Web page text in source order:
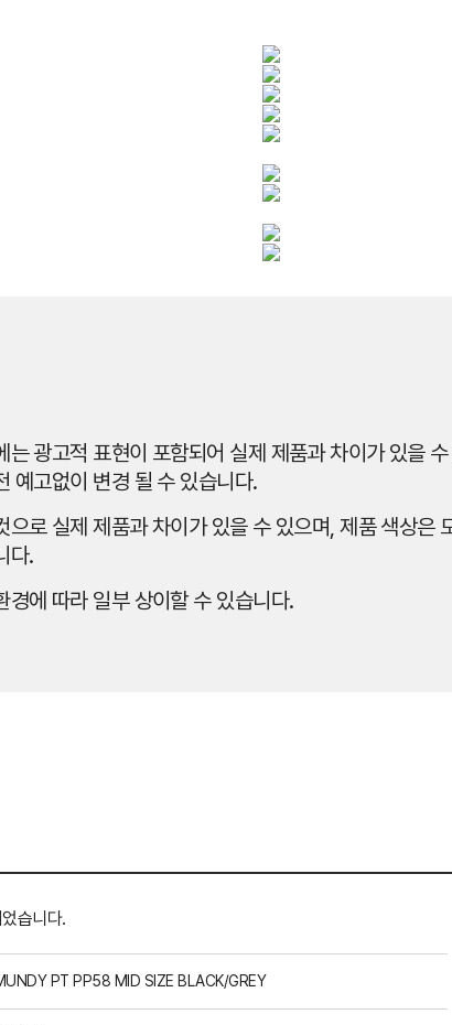
는 광고적 표현이 포함되어 실제 제품과 차이가 있을
예고없이 변경 될 수 있습니다.
으로 실제 제품과 차이가 있을 수 있으며, 제품 색상은
다.
경에 따라 일부 상이할 수 있습니다.
습니다.
PT PP58 MID SIZE BLACK/GREY